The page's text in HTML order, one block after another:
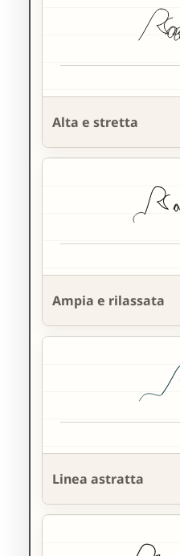
Alta e stretta
Ampia e rilassata
Linea astratta